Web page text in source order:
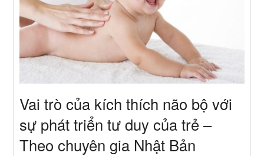
Vai trò của kích thích não bộ với
sự phát triển tư duy của trẻ –
Theo chuyên gia Nhật Bản